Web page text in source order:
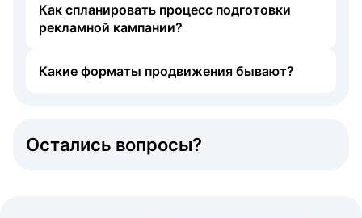
Как спланировать процесс подготовки
рекламной кампании?
Какие форматы продвижения бывают?
Остались вопросы?